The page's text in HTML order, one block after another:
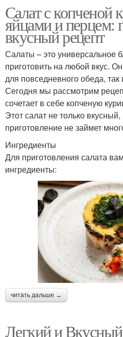
Салат с копченой
яйцами и перцем:
вкусный рецепт
Салаты – это универсальное
приготовить на любой вкус.
для повседневного обеда, так
Сегодня мы рассмотрим
сочетает в себе копченую
Этот салат не только
приготовление не займет
Ингредиенты
Для приготовления салата
ингредиенты:
читать дальше →
Легкий и